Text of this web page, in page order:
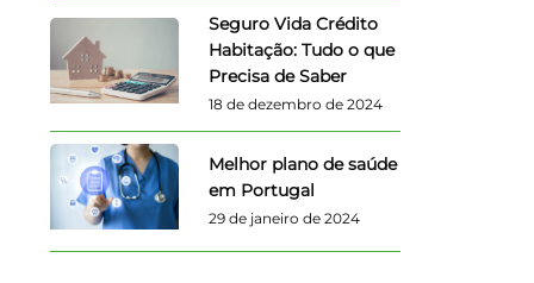
Seguro Vida Crédito
Habitação: Tudo o que
Precisa de Saber
18 de dezembro de 2024
Melhor plano de saúde
em Portugal
29 de janeiro de 2024